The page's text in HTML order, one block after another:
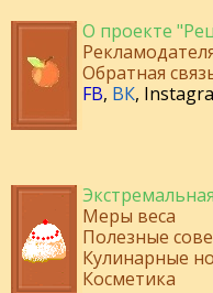
О проекте
Обратная
FB, ВК,
Меры веса
Полезные
Кулинарные
Косметика